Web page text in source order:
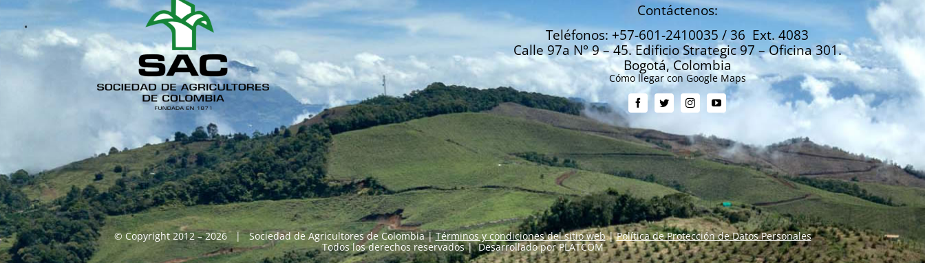
Contáctenos:
Teléfonos: +57-601-2410035 / 36 Ext. 4083
Calle 97a N° 9 – 45. Edificio Strategic 97 – Oficina 301.
Bogotá, Colombia
Cómo llegar con Google Maps
© Copyright 2012 – 2026 | Sociedad de Agricultores de Colombia |Términos y condiciones del sitio web|Política de Protección de Datos Personales
Todos los derechos reservados | Desarrollado porPLATCOM